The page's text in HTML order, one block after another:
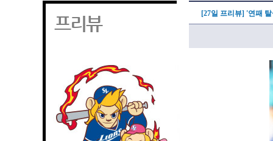
프리뷰 [27일 프리뷰] '연패